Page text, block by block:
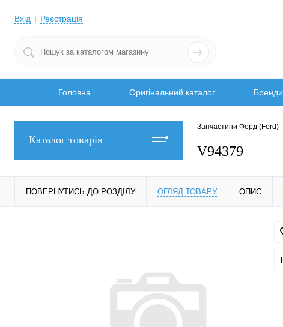
Вхід Реєстрація
Головна Оригінальний каталог Бренди
Каталог товарів
Запчастини Форд (Ford)
V94379
ПОВЕРНУТИСЬ ДО РОЗДІЛУ ОГЛЯД ТОВАРУ ОПИС